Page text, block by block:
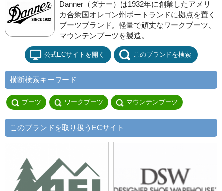
Danner（ダナー）は1932年に創業したアメリ
カ合衆国オレゴン州ポートランドに拠点を置く
ブーツブランド。軽量で頑丈なワークブーツ、
マウンテンブーツを製造。
公式ECサイトを開く このブランドを検索
横断検索キーワード
ブーツ ワークブーツ マウンテンブーツ
このブランドを取り扱うECサイト